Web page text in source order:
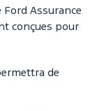
Ford Assurance
conçues pour
de